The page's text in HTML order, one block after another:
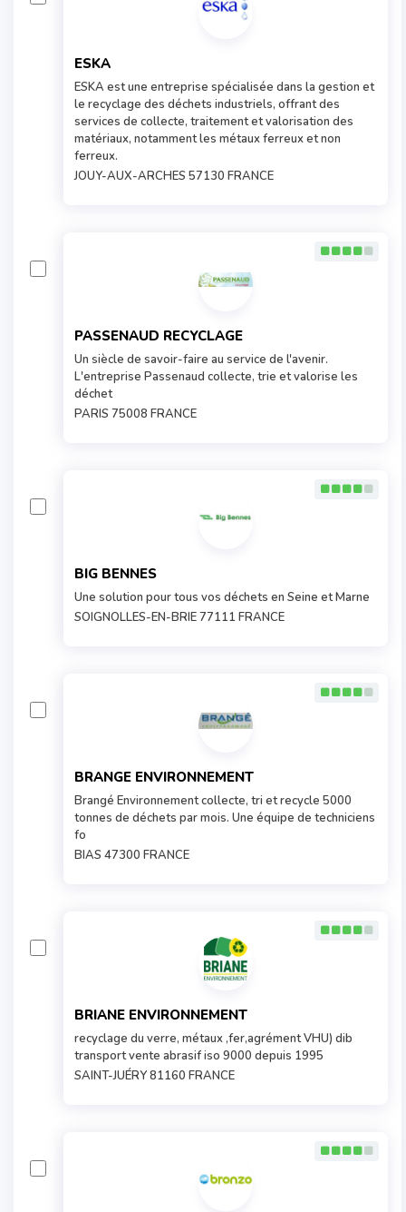
ESKA
ESKA est une entreprise spécialisée dans la gestion et
le recyclage des déchets industriels, offrant des
services de collecte, traitement et valorisation des
matériaux, notamment les métaux ferreux et non
ferreux.
JOUY-AUX-ARCHES 57130 FRANCE
PASSENAUD RECYCLAGE
Un siècle de savoir-faire au service de l'avenir.
L'entreprise Passenaud collecte, trie et valorise les
déchet
PARIS 75008 FRANCE
BIG BENNES
Une solution pour tous vos déchets en Seine et Marne
SOIGNOLLES-EN-BRIE 77111 FRANCE
BRANGE ENVIRONNEMENT
Brangé Environnement collecte, tri et recycle 5000
tonnes de déchets par mois. Une équipe de techniciens
fo
BIAS 47300 FRANCE
BRIANE ENVIRONNEMENT
recyclage du verre, métaux ,fer,agrément VHU) dib
transport vente abrasif iso 9000 depuis 1995
SAINT-JUÉRY 81160 FRANCE